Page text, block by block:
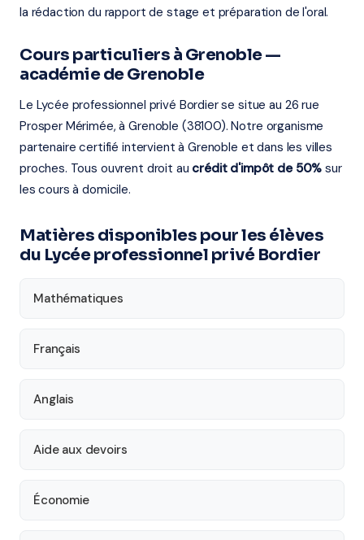
la rédaction du rapport de stage et préparation de l'oral.
Cours particuliers à Grenoble —
académie de Grenoble
Le Lycée professionnel privé Bordier se situe au 26 rue
Prosper Mérimée, à Grenoble (38100). Notre organisme
partenaire certifié intervient à Grenoble et dans les villes
proches. Tous ouvrent droit au crédit d'impôt de 50% sur
les cours à domicile.
Matières disponibles pour les élèves
du Lycée professionnel privé Bordier
Mathématiques
Français
Anglais
Aide aux devoirs
Économie